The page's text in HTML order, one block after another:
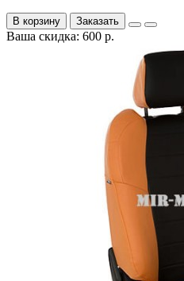
В корзину Заказать
Ваша скидка: 600 р.